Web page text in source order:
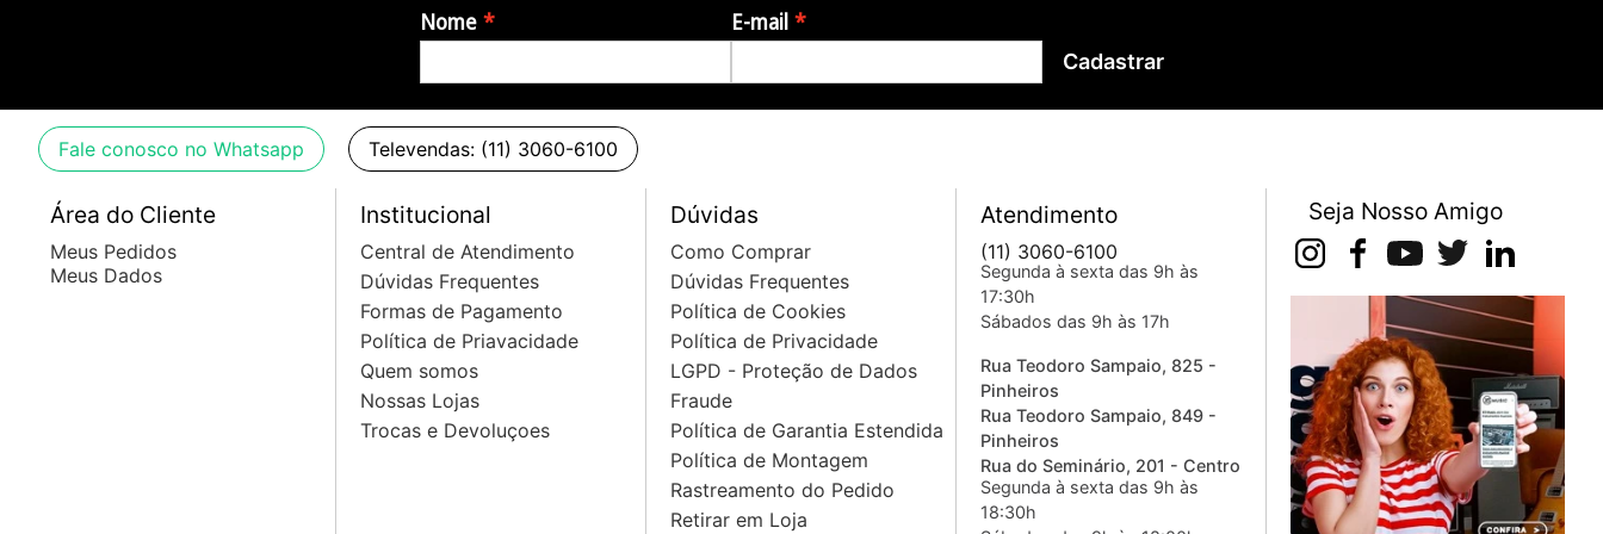
Nome E-mail
Cadastrar
Fale conosco no Whatsapp Televendas: (11) 3060-6100
Área do Cliente
Meus Pedidos
Meus Dados
Institucional
Central de Atendimento
Dúvidas Frequentes
Formas de Pagamento
Política de Priavacidade
Quem somos
Nossas Lojas
Trocas e Devoluçoes
Dúvidas
Como Comprar
Dúvidas Frequentes
Política de Cookies
Política de Privacidade
LGPD - Proteção de Dados
Fraude
Política de Garantia Estendida
Política de Montagem
Rastreamento do Pedido
Retirar em Loja
Atendimento
(11) 3060-6100
Segunda à sexta das 9h às
17:30h
Sábados das 9h às 17h
Rua Teodoro Sampaio, 825 -
Pinheiros
Rua Teodoro Sampaio, 849 -
Pinheiros
Rua do Seminário, 201 - Centro
Segunda à sexta das 9h às
18:30h
Seja Nosso Amigo